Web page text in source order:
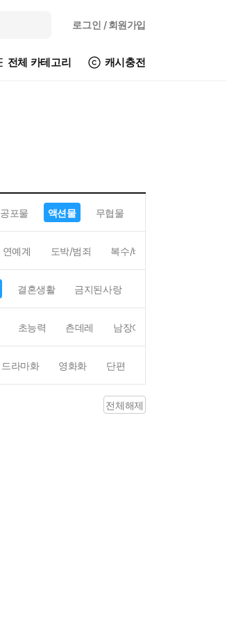
로그인 / 회원가입
전체 카테고리 캐시충전
공포물 액션물 무협물
연예계 도박/범죄 복수/배신
결혼생활 금지된사랑
초능력 츤데레 남장여자
드라마화 영화화 단편
전체해제